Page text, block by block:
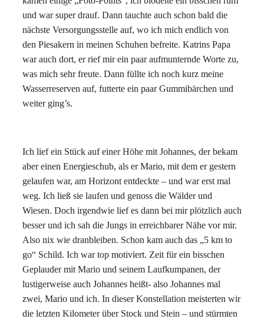
und war super drauf. Dann tauchte auch schon bald die
nächste Versorgungsstelle auf, wo ich mich endlich von
den Piesakern in meinen Schuhen befreite. Katrins Papa
war auch dort, er rief mir ein paar aufmunternde Worte zu,
was mich sehr freute. Dann füllte ich noch kurz meine
Wasserreserven auf, futterte ein paar Gummibärchen und
weiter ging’s.
Ich lief ein Stück auf einer Höhe mit Johannes, der bekam
aber einen Energieschub, als er Mario, mit dem er gestern
gelaufen war, am Horizont entdeckte – und war erst mal
weg. Ich ließ sie laufen und genoss die Wälder und
Wiesen. Doch irgendwie lief es dann bei mir plötzlich auch
besser und ich sah die Jungs in erreichbarer Nähe vor mir.
Also nix wie dranbleiben. Schon kam auch das „5 km to
go“ Schild. Ich war top motiviert. Zeit für ein bisschen
Geplauder mit Mario und seinem Laufkumpanen, der
lustigerweise auch Johannes heißt- also Johannes mal
zwei, Mario und ich. In dieser Konstellation meisterten wir
die letzten Kilometer über Stock und Stein – und stürmten